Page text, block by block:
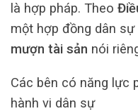
là hợp pháp. Theo
một hợp đồng dân sự
mượn tài sản nói
Các bên có năng lực
hành vi dân sự